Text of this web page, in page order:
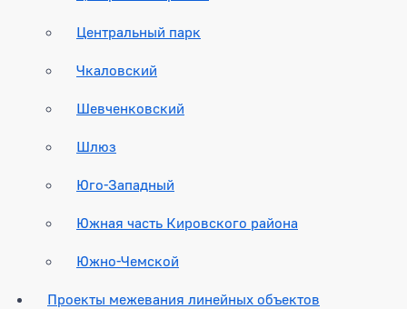
Центральный парк
Чкаловский
Шевченковский
Шлюз
Юго-Западный
Южная часть Кировского района
Южно-Чемской
Проекты межевания линейных объектов